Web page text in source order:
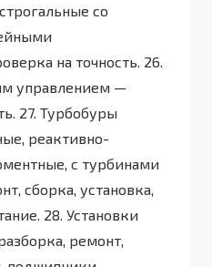
со
на точность. 26.
управлением —
27. Турбобуры
реактивно-
с турбинами
сборка, установка,
28. Установки
ремонт,